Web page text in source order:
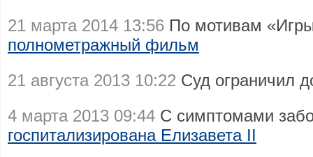
21 марта 2014 13:56 По мотивам
полнометражный фильм
21 августа 2013 10:22 Суд ограничил
4 марта 2013 09:44 С симптомами
госпитализирована Елизавета II